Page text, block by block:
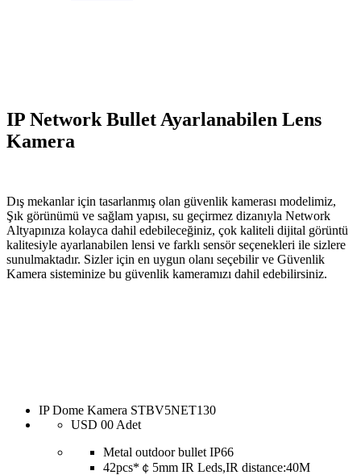
IP Network Bullet Ayarlanabilen Lens
Kamera
Dış mekanlar için tasarlanmış olan güvenlik kamerası modelimiz,
Şık görünümü ve sağlam yapısı, su geçirmez dizanıyla Network
Altyapınıza kolayca dahil edebileceğiniz, çok kaliteli dijital görüntü
kalitesiyle ayarlanabilen lensi ve farklı sensör seçenekleri ile sizlere
sunulmaktadır. Sizler için en uygun olanı seçebilir ve Güvenlik
Kamera sisteminize bu güvenlik kameramızı dahil edebilirsiniz.
IP Dome Kamera STBV5NET130
USD 00 Adet
Metal outdoor bullet IP66
42pcs*￠5mm IR Leds,IR distance:40M